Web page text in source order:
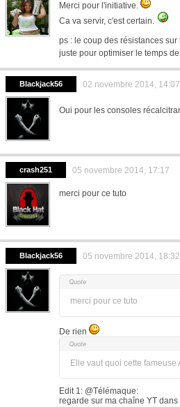
Merci pour l'initiative.
Ca va servir, c'est certain.
ps : le coup des résistances
juste pour optimiser le temps
Blackjack56 02 novembre 2014, 14:07
Oui pour les consoles
crash251 05 novembre 2014, 17:17
merci pour ce tuto
Blackjack56 05 novembre 2014, 18:32
merci pour ce tuto
De rien
Elle vaut quoi cette fameuse
Edit 1: @Télémaque:
regarde sur ma chaîne YT